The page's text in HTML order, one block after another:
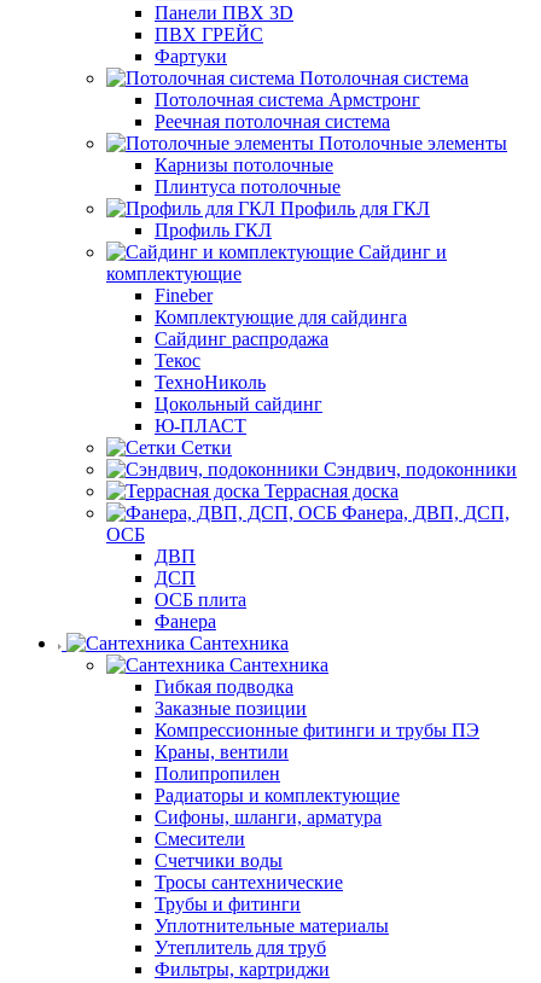
Панели ПВХ 3D
ПВХ ГРЕЙС
Фартуки
Потолочная система
Потолочная система Армстронг
Реечная потолочная система
Потолочные элементы
Карнизы потолочные
Плинтуса потолочные
Профиль для ГКЛ
Профиль ГКЛ
Сайдинг и
комплектующие
Fineber
Комплектующие для сайдинга
Сайдинг распродажа
Текос
ТехноНиколь
Цокольный сайдинг
Ю-ПЛАСТ
Сетки
Сэндвич, подоконники
Террасная доска
Фанера, ДВП, ДСП,
ОСБ
ДВП
ДСП
ОСБ плита
Фанера
Сантехника
Сантехника
Гибкая подводка
Заказные позиции
Компрессионные фитинги и трубы ПЭ
Краны, вентили
Полипропилен
Радиаторы и комплектующие
Сифоны, шланги, арматура
Смесители
Счетчики воды
Тросы сантехнические
Трубы и фитинги
Уплотнительные материалы
Утеплитель для труб
Фильтры, картриджи